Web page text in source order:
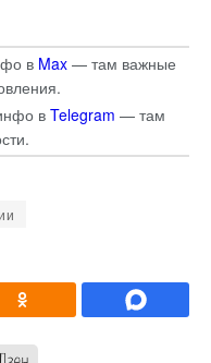
в Max — там важные
вTelegram — там